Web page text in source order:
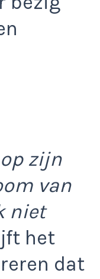
zijn
van
niet
het
dat